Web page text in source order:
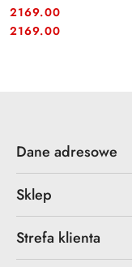
Cena:
2169.00
Cena:
2169.00
Dane adresowe
Sklep
Strefa klienta